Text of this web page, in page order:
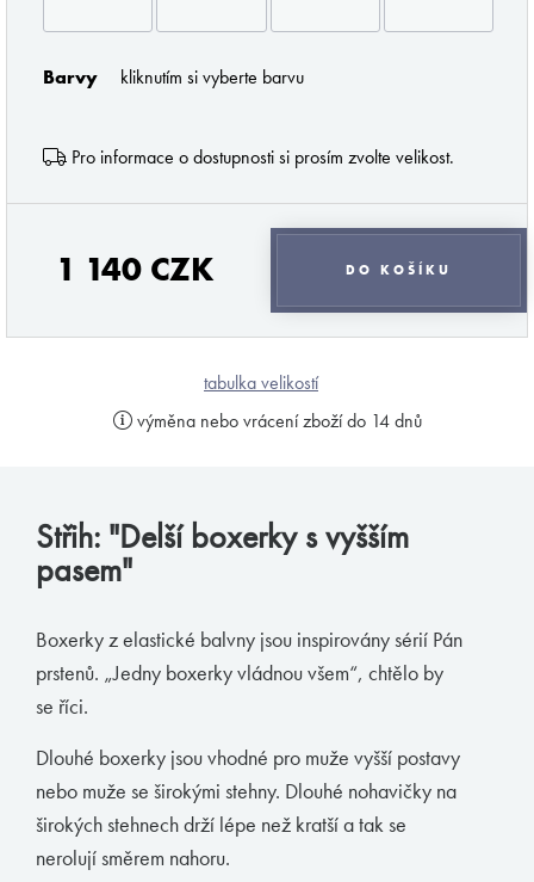
Barvy kliknutím si vyberte barvu
Pro informace o dostupnosti si prosím zvolte velikost.
1 140 CZK DO KOŠÍKU
tabulka velikostí
výměna nebo vrácení zboží do 14 dnů
Střih: "Delší boxerky s vyšším
pasem"
Boxerky z elastické balvny jsou inspirovány sérií Pán
prstenů. „Jedny boxerky vládnou všem“, chtělo by
se říci.
Dlouhé boxerky jsou vhodné pro muže vyšší postavy
nebo muže se širokými stehny. Dlouhé nohavičky na
širokých stehnech drží lépe než kratší a tak se
nerolují směrem nahoru.
Pořádné prádlo pro každého muže
pánové, že málo dbáte na kvalitu a s tím spojené
proto, abych vám v tomto podal pomocnou ruku a
provedl vás vámi ne zcela objeveným světem
pánského prádla. Mou profesionalitou a
odebírat novinky
Značky podle Butlera
Zimmerli
Loïc Henry
Olaf Benz
Muchachomalo
McAlson
Baldesarini
HOM